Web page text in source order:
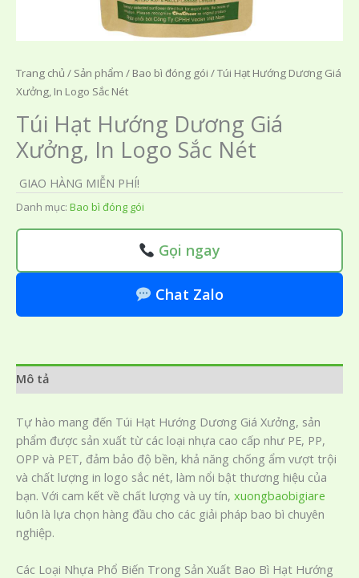
Trang chủ / Sản phẩm / Bao bì đóng gói / Túi Hạt Hướng Dương Giá
Xưởng, In Logo Sắc Nét
Túi Hạt Hướng Dương Giá
Xưởng, In Logo Sắc Nét
GIAO HÀNG MIỄN PHÍ!
Danh mục: Bao bì đóng gói
Gọi ngay
Chat Zalo
Mô tả
Tự hào mang đến Túi Hạt Hướng Dương Giá Xưởng, sản
phẩm được sản xuất từ các loại nhựa cao cấp như PE, PP,
OPP và PET, đảm bảo độ bền, khả năng chống ẩm vượt trội
và chất lượng in logo sắc nét, làm nổi bật thương hiệu của
bạn. Với cam kết về chất lượng và uy tín, xuongbaobigiare
luôn là lựa chọn hàng đầu cho các giải pháp bao bì chuyên
nghiệp.
Các Loại Nhựa Phổ Biến Trong Sản Xuất Bao Bì Hạt Hướng